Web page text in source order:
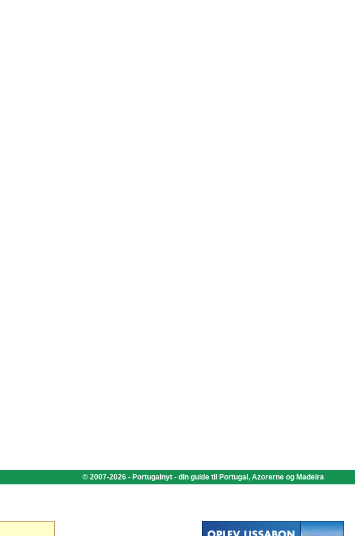
© 2007-2026 - Portugalnyt - din guide til Portugal, Azorerne og Madeira